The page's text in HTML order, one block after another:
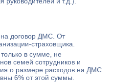
на договор ДМС. От
страховщика.
в сумме, не
семей сотрудников и
о размере расходов на ДМС
6% от этой суммы.